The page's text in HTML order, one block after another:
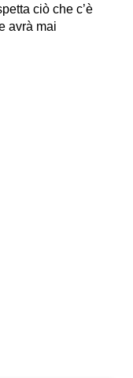
ciò che c’è
avrà mai